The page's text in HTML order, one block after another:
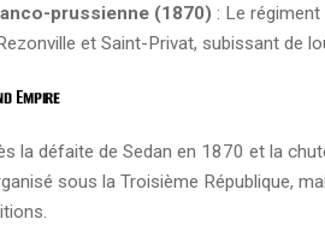
prussienne (1870) : Le
et Saint-Privat, subissant de
Empire
la défaite de Sedan en 1870 et la
sous la Troisième République,